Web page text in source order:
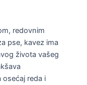
redovnim
pse, kavez ima
života vašeg
osećaj reda i